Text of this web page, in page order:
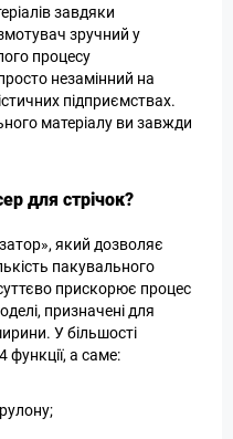
завдяки
зручний у
процесу
незамінний на
підприємствах.
матеріалу ви завжди
для стрічок?
який дозволяє
пакувального
прискорює процес
призначені для
У більшості
функції, а саме: